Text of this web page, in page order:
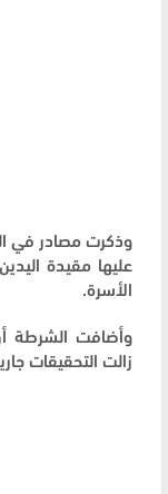
عليها مقيدة
الأسرة.
وأضافت الشرطة
زالت التحقيقات